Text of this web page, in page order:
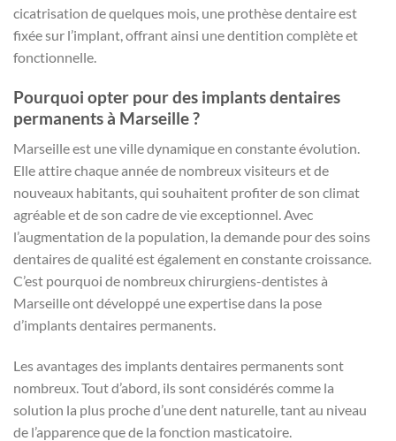
cicatrisation de quelques mois, une prothèse dentaire est
fixée sur l’implant, offrant ainsi une dentition complète et
fonctionnelle.
Pourquoi opter pour des implants dentaires
permanents à Marseille ?
Marseille est une ville dynamique en constante évolution.
Elle attire chaque année de nombreux visiteurs et de
nouveaux habitants, qui souhaitent profiter de son climat
agréable et de son cadre de vie exceptionnel. Avec
l’augmentation de la population, la demande pour des soins
dentaires de qualité est également en constante croissance.
C’est pourquoi de nombreux chirurgiens-dentistes à
Marseille ont développé une expertise dans la pose
d’implants dentaires permanents.
Les avantages des implants dentaires permanents sont
nombreux. Tout d’abord, ils sont considérés comme la
solution la plus proche d’une dent naturelle, tant au niveau
de l’apparence que de la fonction masticatoire.